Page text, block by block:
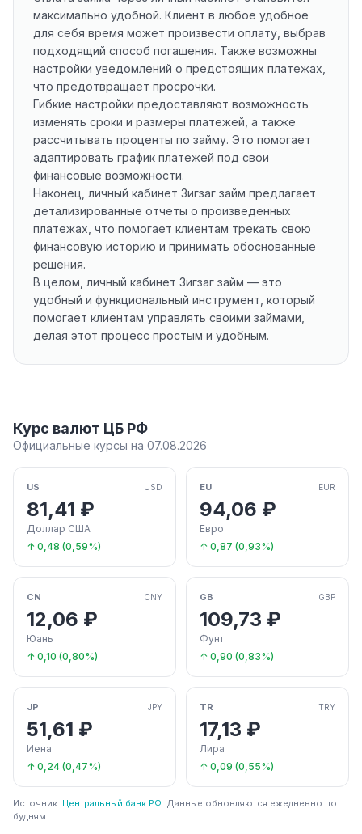
максимально удобной. Клиент в любое удобное
для себя время может произвести оплату, выбрав
подходящий способ погашения. Также возможны
настройки уведомлений о предстоящих платежах,
что предотвращает просрочки.
Гибкие настройки предоставляют возможность
изменять сроки и размеры платежей, а также
рассчитывать проценты по займу. Это помогает
адаптировать график платежей под свои
финансовые возможности.
Наконец, личный кабинет Зигзаг займ предлагает
детализированные отчеты о произведенных
платежах, что помогает клиентам трекать свою
финансовую историю и принимать обоснованные
решения.
В целом, личный кабинет Зигзаг займ — это
удобный и функциональный инструмент, который
помогает клиентам управлять своими займами,
делая этот процесс простым и удобным.
Курс валют ЦБ РФ
Официальные курсы на 07.08.2026
US USD
81,41 ₽
Доллар США
↑ 0,48 (0,59%)
EU EUR
94,06 ₽
Евро
↑ 0,87 (0,93%)
CN CNY
12,06 ₽
Юань
↑ 0,10 (0,80%)
GB GBP
109,73 ₽
Фунт
↑ 0,90 (0,83%)
JP JPY
51,61 ₽
Иена
↑ 0,24 (0,47%)
TR TRY
17,13 ₽
Лира
↑ 0,09 (0,55%)
Источник: Центральный банк РФ. Данные обновляются ежедневно по
будням.